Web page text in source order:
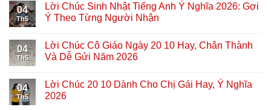
04
Th5
Lời Chúc Sinh Nhật Tiếng Anh Ý Nghĩa 2026: Gợi
Ý Theo Từng Người Nhận
04
Th5
Lời Chúc Cô Giáo Ngày 20 10 Hay, Chân Thành
Và Dễ Gửi Năm 2026
04
Th5
Lời Chúc 20 10 Dành Cho Chị Gái Hay, Ý Nghĩa
2026